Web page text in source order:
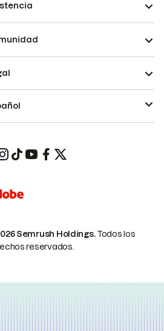
Semrush Holdings.Todos los
reservados.